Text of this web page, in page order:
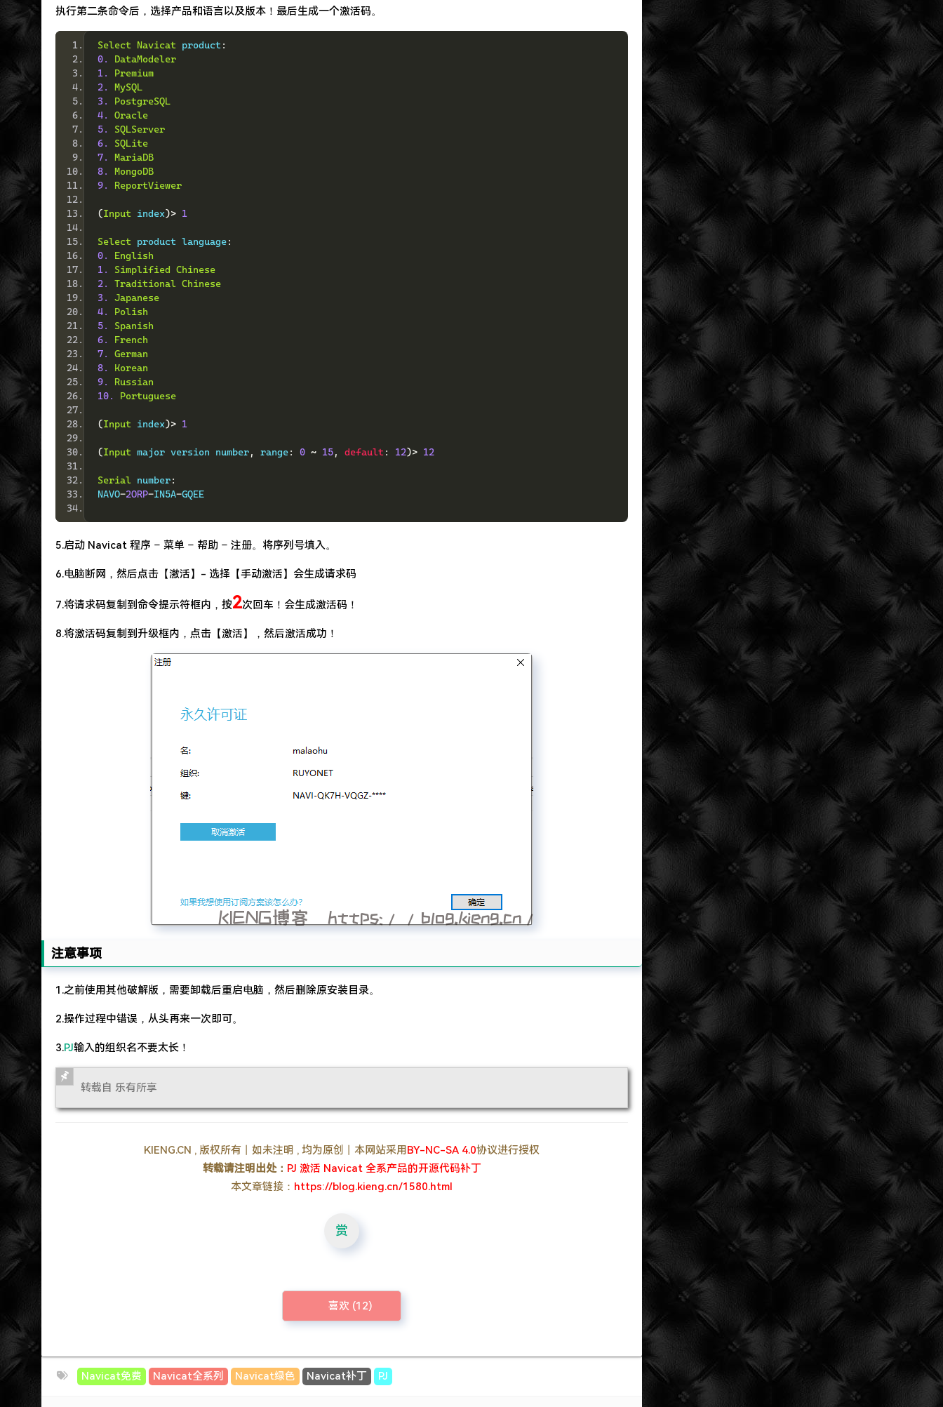
执行第二条命令后，选择产品和语言以及版本！最后生成一个激活码。
Select Navicat product :
0.
DataModeler
1.
Premium
2.
MySQL
3.
PostgreSQL
4.
Oracle
5.
SQLServer
6.
SQLite
7.
MariaDB
8.
MongoDB
9.
ReportViewer
(Input index)> 1
Select product language:
0.
English
1.
Simplified Chinese
2.
Traditional Chinese
3.
Japanese
4.
Polish
5.
Spanish
6.
French
7.
German
8.
Korean
9.
Russian
10.
Portuguese
(Input index)> 1
(Input major version number, range: 0 ~ 15, default : 12)> 12
Serial number:
NAVO-2ORP-IN5A-GQEE
5.启动 Navicat 程序 – 菜单 – 帮助 – 注册。将序列号填入。
6.电脑断网，然后点击【激活】- 选择【手动激活】会生成请求码
7.将请求码复制到命令提示符框内，按2次回车！会生成激活码！
8.将激活码复制到升级框内，点击【激活】，然后激活成功！
注意事项
1.之前使用其他破解版，需要卸载后重启电脑，然后删除原安装目录。
2.操作过程中错误，从头再来一次即可。
3.PJ输入的组织名不要太长！
转载自 乐有所享
KIENG.CN , 版权所有丨如未注明 , 均为原创丨本网站采用 BY-NC-SA 4.0协议进行授权
转载请注明出处： PJ 激活 Navicat 全系产品的开源代码补丁
本文章链接： https://blog.kieng.cn/1580.html
赏
喜欢 (12)
Navicat免费 Navicat全系列 Navicat绿色 Navicat补丁 PJ